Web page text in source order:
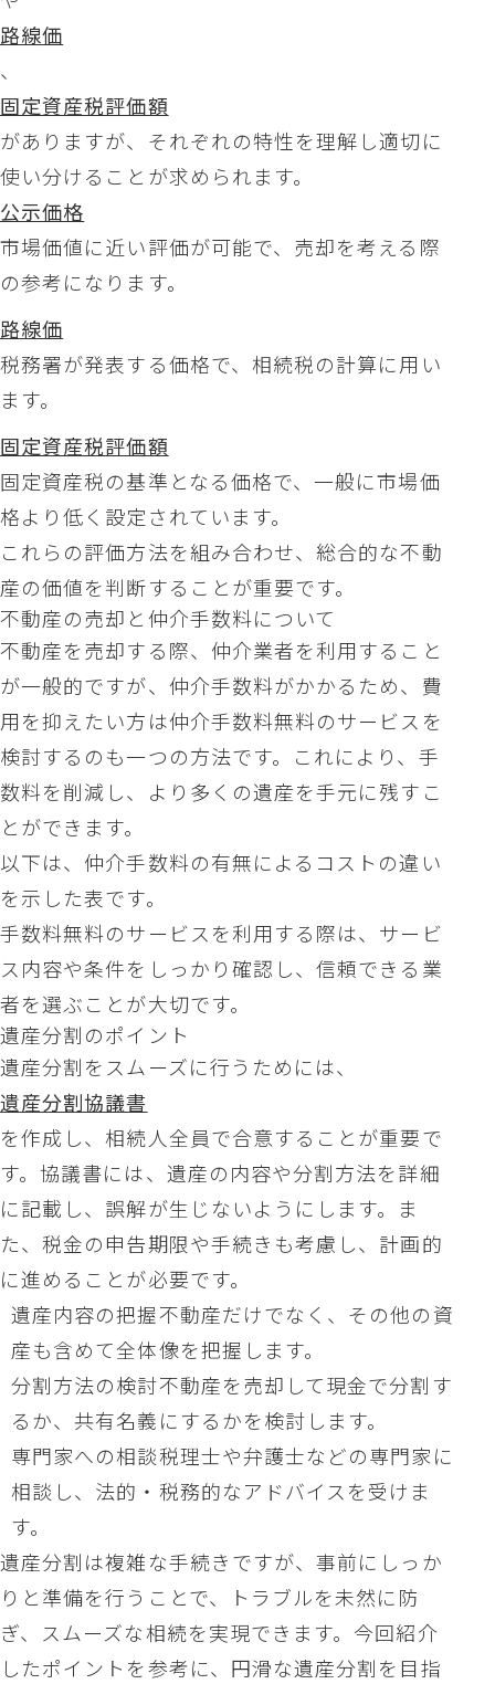
路線価
、
固定資産税評価額
がありますが、それぞれの特性を理解し適切に
使い分けることが求められます。
公示価格
市場価値に近い評価が可能で、売却を考える際
の参考になります。
路線価
税務署が発表する価格で、相続税の計算に用い
ます。
固定資産税評価額
固定資産税の基準となる価格で、一般に市場価
格より低く設定されています。
これらの評価方法を組み合わせ、総合的な不動
産の価値を判断することが重要です。
不動産の売却と仲介手数料について
不動産を売却する際、仲介業者を利用すること
が一般的ですが、仲介手数料がかかるため、費
用を抑えたい方は仲介手数料無料のサービスを
検討するのも一つの方法です。これにより、手
数料を削減し、より多くの遺産を手元に残すこ
とができます。
以下は、仲介手数料の有無によるコストの違い
を示した表です。
手数料無料のサービスを利用する際は、サービ
ス内容や条件をしっかり確認し、信頼できる業
者を選ぶことが大切です。
遺産分割のポイント
遺産分割をスムーズに行うためには、
遺産分割協議書
を作成し、相続人全員で合意することが重要で
す。協議書には、遺産の内容や分割方法を詳細
に記載し、誤解が生じないようにします。ま
た、税金の申告期限や手続きも考慮し、計画的
に進めることが必要です。
遺産内容の把握不動産だけでなく、その他の資
産も含めて全体像を把握します。
分割方法の検討不動産を売却して現金で分割す
るか、共有名義にするかを検討します。
専門家への相談税理士や弁護士などの専門家に
相談し、法的・税務的なアドバイスを受けま
す。
遺産分割は複雑な手続きですが、事前にしっか
りと準備を行うことで、トラブルを未然に防
ぎ、スムーズな相続を実現できます。今回紹介
したポイントを参考に、円滑な遺産分割を目指